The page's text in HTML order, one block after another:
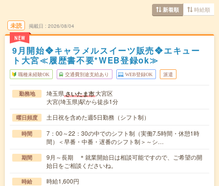
新着順 時給順
未読
NEW
掲載日 2026/08/04
9月開始❖キャラメルスイーツ販売❖エキュー
ト大宮≪履歴書不要*WEB登録ok≫
職種未経験OK 交通費別途支給あり WEB登録OK 派遣
勤務地 埼玉県さいたま市大宮区
大宮(埼玉県)駅から徒歩1分
曜日頻度 土日祝を含めた週5日勤務（シフト制）
時間
7：00～22：30の中でのシフト制（実働7.5時間・休憩1時
間）＜早番・中番・遅番のシフト制＞～シ…
期間
9月～長期 ＊就業開始日は相談可能ですので、ご希望の開
始日をご相談くださいね。
時給 時給1,600円